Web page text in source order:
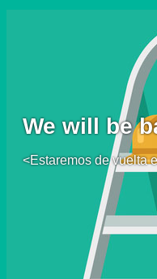
We will be
<Estaremos de vuelta